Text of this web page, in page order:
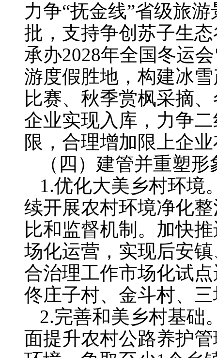
力争“抚金线”省级旅
批，支持争创苏子生
承办2028年全国冬运
游度假胜地，构建冰
比赛、秋季赏枫采摘
企业实现入库，力争
限，合理增加限上企
（四）建管并重塑
1.优化大美乡村环境
续开展农村环境净化
比和监督机制。加快
场化运营，实现后安
合治理工作市场化试
佟庄子村、金斗村、
2.完善和美乡村基础
面提升农村公路养护